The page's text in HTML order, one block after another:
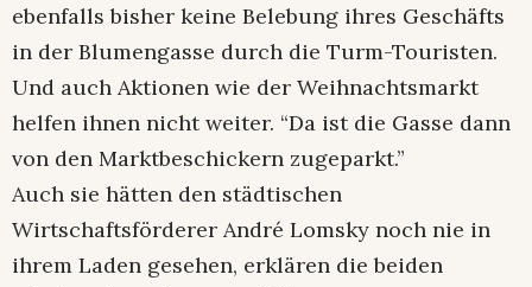
ebenfalls bisher keine Belebung ihres Geschäfts
in der Blumengasse durch die Turm-Touristen.
Und auch Aktionen wie der Weihnachtsmarkt
helfen ihnen nicht weiter. “Da ist die Gasse dann
von den Marktbeschickern zugeparkt.”
Auch sie hätten den städtischen
Wirtschaftsförderer André Lomsky noch nie in
ihrem Laden gesehen, erklären die beiden